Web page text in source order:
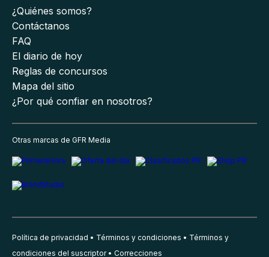
¿Quiénes somos?
Contáctanos
FAQ
El diario de hoy
Reglas de concursos
Mapa del sitio
¿Por qué confiar en nosotros?
Otras marcas de GFR Media
Política de privacidad Términos y condiciones
Términos y
condiciones del suscriptor
Correcciones